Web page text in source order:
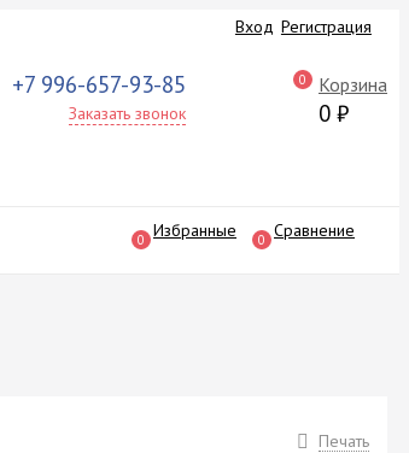
Вход Регистрация
+7 996-657-93-85
Заказать звонок
0 Корзина
0 ₽
0 Избранные 0 Сравнение
Печать